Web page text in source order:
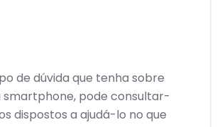
de dúvida que tenha sobre
smartphone, pode consultar-
dispostos a ajudá-lo no que